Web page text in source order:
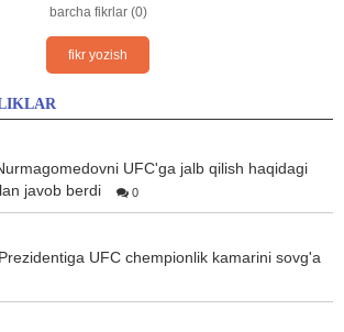
barcha fikrlar (0)
fikr yozish
UFC'ga jalb qilish haqidagi
javob berdi
0
UFC chempionlik kamarini sovg'a